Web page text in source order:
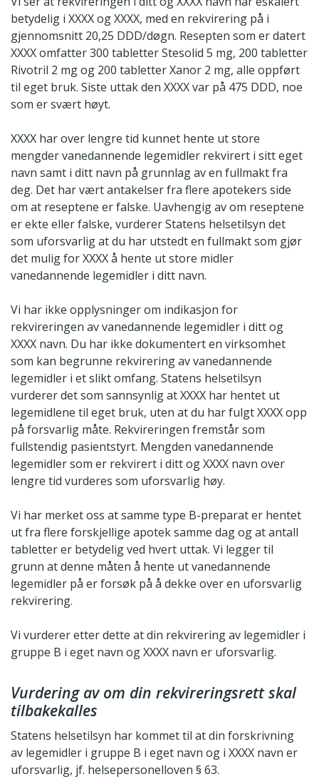
betydelig i XXXX og XXXX, med en rekvirering på i
gjennomsnitt 20,25 DDD/døgn. Resepten som er datert
XXXX omfatter 300 tabletter Stesolid 5 mg, 200 tabletter
Rivotril 2 mg og 200 tabletter Xanor 2 mg, alle oppført
til eget bruk. Siste uttak den XXXX var på 475 DDD, noe
som er svært høyt.
XXXX har over lengre tid kunnet hente ut store
mengder vanedannende legemidler rekvirert i sitt eget
navn samt i ditt navn på grunnlag av en fullmakt fra
deg. Det har vært antakelser fra flere apotekers side
om at reseptene er falske. Uavhengig av om reseptene
er ekte eller falske, vurderer Statens helsetilsyn det
som uforsvarlig at du har utstedt en fullmakt som gjør
det mulig for XXXX å hente ut store midler
vanedannende legemidler i ditt navn.
Vi har ikke opplysninger om indikasjon for
rekvireringen av vanedannende legemidler i ditt og
XXXX navn. Du har ikke dokumentert en virksomhet
som kan begrunne rekvirering av vanedannende
legemidler i et slikt omfang. Statens helsetilsyn
vurderer det som sannsynlig at XXXX har hentet ut
legemidlene til eget bruk, uten at du har fulgt XXXX opp
på forsvarlig måte. Rekvireringen fremstår som
fullstendig pasientstyrt. Mengden vanedannende
legemidler som er rekvirert i ditt og XXXX navn over
lengre tid vurderes som uforsvarlig høy.
Vi har merket oss at samme type B-preparat er hentet
ut fra flere forskjellige apotek samme dag og at antall
tabletter er betydelig ved hvert uttak. Vi legger til
grunn at denne måten å hente ut vanedannende
legemidler på er forsøk på å dekke over en uforsvarlig
rekvirering.
Vi vurderer etter dette at din rekvirering av legemidler i
gruppe B i eget navn og XXXX navn er uforsvarlig.
Vurdering av om din rekvireringsrett skal
tilbakekalles
Statens helsetilsyn har kommet til at din forskrivning
av legemidler i gruppe B i eget navn og i XXXX navn er
uforsvarlig, jf. helsepersonelloven § 63.